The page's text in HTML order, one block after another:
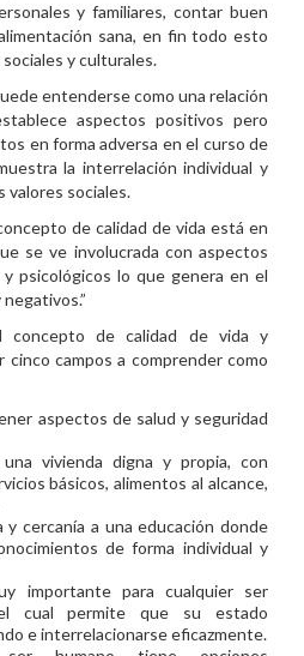
y familiares, contar buen
sana, en fin todo esto
y culturales.
entenderse como una relación
aspectos positivos pero
en forma adversa en el curso de
la interrelación individual y
valores sociales.
de calidad de vida está en
se ve involucrada con aspectos
psicológicos lo que genera en el
concepto de calidad de vida y
campos a comprender como
aspectos de salud y seguridad
vivienda digna y propia, con
básicos, alimentos al alcance,
y cercanía a una educación donde
de forma individual y
importante para cualquier ser
cual permite que su estado
e interrelacionarse eficazmente.